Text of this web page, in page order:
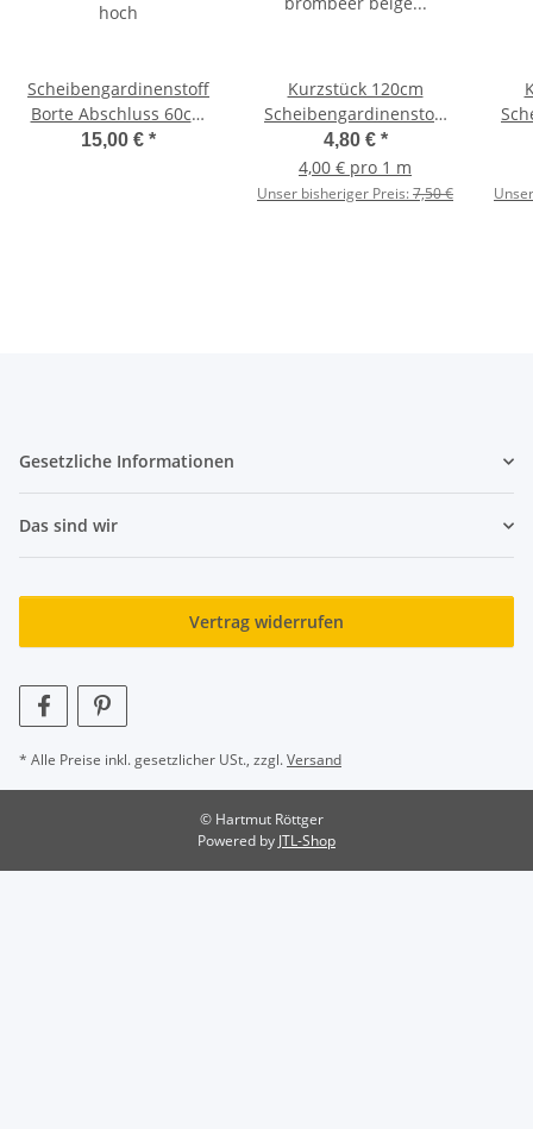
Scheibengardinenstoff
Borte Abschluss 60cm
hoch
15,00 € *
Kurzstück 120cm
Scheibengardinenstoff
brombeer beige Blüten
Blumen 60cm hoch
4,80 € *
4,00 € pro 1 m
Unser bisheriger Preis:7,50 €
Gesetzliche Informationen
Das sind wir
Vertrag widerrufen
* Alle Preise inkl. gesetzlicher USt., zzgl.Versand
© Hartmut Röttger
Powered by JTL-Shop